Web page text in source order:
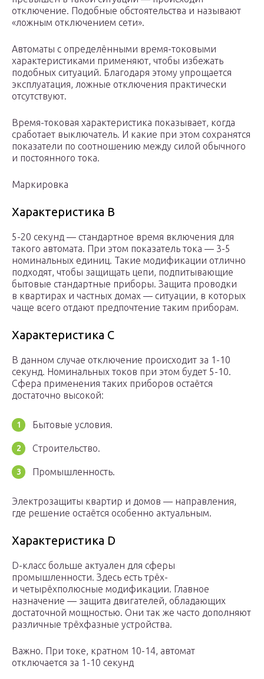
отключение. Подобные обстоятельства и называют
«ложным отключением сети».
Автоматы с определёнными время-токовыми
характеристиками применяют, чтобы избежать
подобных ситуаций. Благодаря этому упрощается
эксплуатация, ложные отключения практически
отсутствуют.
Время-токовая характеристика показывает, когда
сработает выключатель. И какие при этом сохранятся
показатели по соотношению между силой обычного
и постоянного тока.
Маркировка
Характеристика B
5-20 секунд — стандартное время включения для
такого автомата. При этом показатель тока — 3-5
номинальных единиц. Такие модификации отлично
подходят, чтобы защищать цепи, подпитывающие
бытовые стандартные приборы. Защита проводки
в квартирах и частных домах — ситуации, в которых
чаще всего отдают предпочтение таким приборам.
Характеристика C
В данном случае отключение происходит за 1-10
секунд. Номинальных токов при этом будет 5-10.
Сфера применения таких приборов остаётся
достаточно высокой:
Бытовые условия.
Строительство.
Промышленность.
Электрозащиты квартир и домов — направления,
где решение остаётся особенно актуальным.
Характеристика D
D-класс больше актуален для сферы
промышленности. Здесь есть трёх-
и четырёхполюсные модификации. Главное
назначение — защита двигателей, обладающих
достаточной мощностью. Они так же часто дополняют
различные трёхфазные устройства.
Важно. При токе, кратном 10-14, автомат
отключается за 1-10 секунд